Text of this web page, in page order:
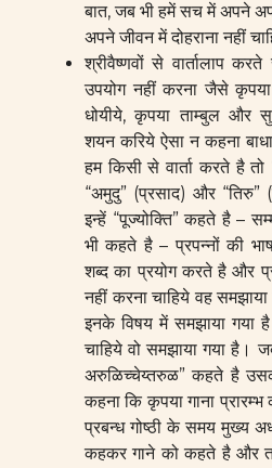
बात, जब भी हमें सच में अपने
अपने जीवन में दोहराना नहीं
श्रीवैष्णवों से वार्तालाप
उपयोग नहीं करना जैसे
धोयीये, कृपया ताम्बुल और
शयन करिये ऐसा न कहना
हम किसी से वार्ता करते है
“अमुदु” (प्रसाद) और “तिरु”
इन्हें “पूज्योक्ति” कहते है –
भी कहते है – प्रपन्नों की
शब्द का प्रयोग करते है और
नहीं करना चाहिये वह
इनके विषय में समझाया
चाहिये वो समझाया गया है।
अरुळिच्चेय्तरुळ” कहते है
कहना कि कृपया गाना
प्रबन्ध गोष्ठी के समय मुख्य
कहकर गाने को कहते है और